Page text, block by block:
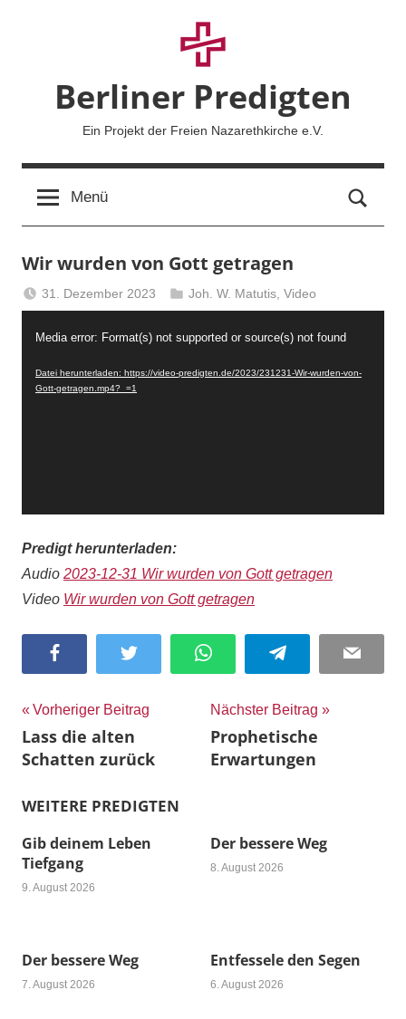
Berliner Predigten
Ein Projekt der Freien Nazarethkirche e.V.
Menü
Wir wurden von Gott getragen
31. Dezember 2023
Berliner
Predigten
Joh. W. Matutis ,Video
Media error: Format(s) not supported or source(s) not found
Datei herunterladen: https://video-predigten.de/2023/231231-Wir-wurden-von-
Gott-getragen.mp4?_=1
Predigt herunterladen:
Audio 2023-12-31 Wir wurden von Gott getragen
Video Wir wurden von Gott getragen
Facebook Twitter WhatsApp Telegram Email
Beitragsnavigation
Vorheriger Beitrag
Lass die alten
Schatten zurück
Nächster Beitrag
Prophetische
Erwartungen
WEITERE PREDIGTEN
Gib deinem Leben
Tiefgang
9. August 2026
Der bessere Weg
8. August 2026
Der bessere Weg
7. August 2026
Entfessele den Segen
6. August 2026